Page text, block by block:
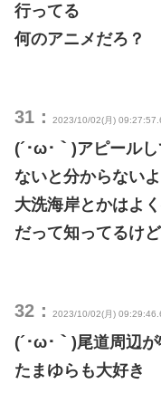
行ってる
何のアニメだろ？
31： 2023/10/02(月)
(´･ω･｀)アピール
ないと分からないよ
大洗海岸とかはよ
だって知ってるけ
32： 2023/10/02(月)
(´･ω･｀)尾道周辺
たまゆらも大好き